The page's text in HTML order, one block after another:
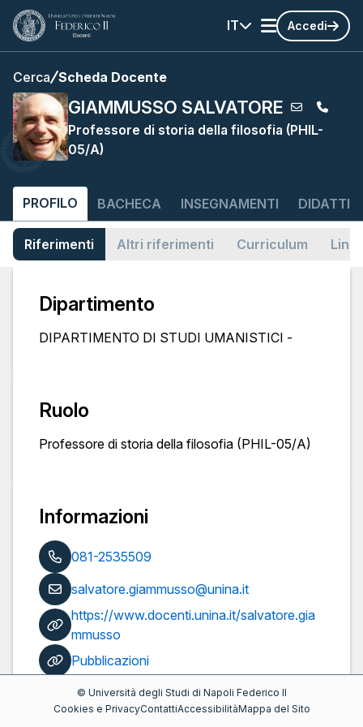
IT Accedi
Cerca Scheda Docente
GIAMMUSSO SALVATORE
Professore di storia della filosofia (PHIL-
05/A)
PROFILO BACHECA INSEGNAMENTI
Riferimenti Altri riferimenti Curriculum Links
Dipartimento
DIPARTIMENTO DI STUDI UMANISTICI -
Ruolo
Professore di storia della filosofia (PHIL-05/A)
Informazioni
081-2535509
salvatore.giammusso@unina.it
https://www.docenti.unina.it/salvatore.gia
mmusso
Pubblicazioni
© Università degli Studi di Napoli Federico II
Cookies e PrivacyContattiAccessibilitàMappa del Sito